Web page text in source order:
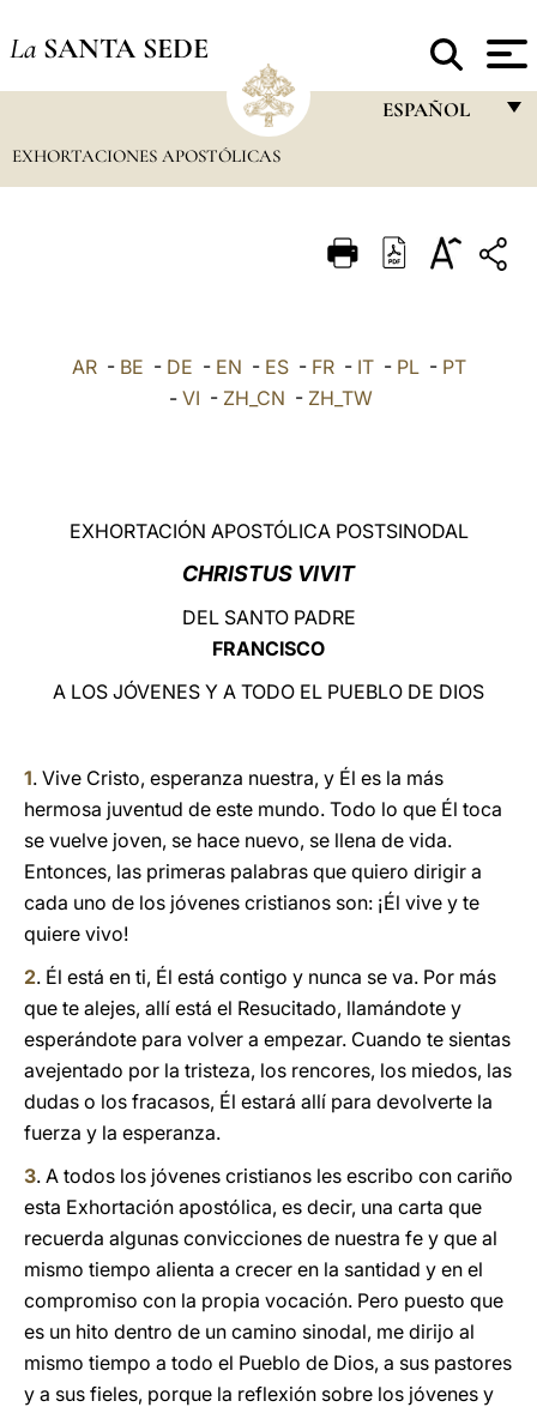
La SANTA SEDE
ESPAÑOL
ITALIANO
中文
EXHORTACIONES APOSTÓLICAS
AR- BE - DE - EN - ES- FR- IT- PL- PT
- VI - ZH_CN - ZH_TW
EXHORTACIÓN APOSTÓLICA POSTSINODAL
CHRISTUS VIVIT
DEL SANTO PADRE
FRANCISCO
A LOS JÓVENES Y A TODO EL PUEBLO DE DIOS
1. Vive Cristo, esperanza nuestra, y Él es la más
hermosa juventud de este mundo. Todo lo que Él toca
se vuelve joven, se hace nuevo, se llena de vida.
Entonces, las primeras palabras que quiero dirigir a
cada uno de los jóvenes cristianos son: ¡Él vive y te
quiere vivo!
2. Él está en ti, Él está contigo y nunca se va. Por más
que te alejes, allí está el Resucitado, llamándote y
esperándote para volver a empezar. Cuando te sientas
avejentado por la tristeza, los rencores, los miedos, las
dudas o los fracasos, Él estará allí para devolverte la
fuerza y la esperanza.
3. A todos los jóvenes cristianos les escribo con cariño
esta Exhortación apostólica, es decir, una carta que
recuerda algunas convicciones de nuestra fe y que al
mismo tiempo alienta a crecer en la santidad y en el
compromiso con la propia vocación. Pero puesto que
es un hito dentro de un camino sinodal, me dirijo al
mismo tiempo a todo el Pueblo de Dios, a sus pastores
y a sus fieles, porque la reflexión sobre los jóvenes y